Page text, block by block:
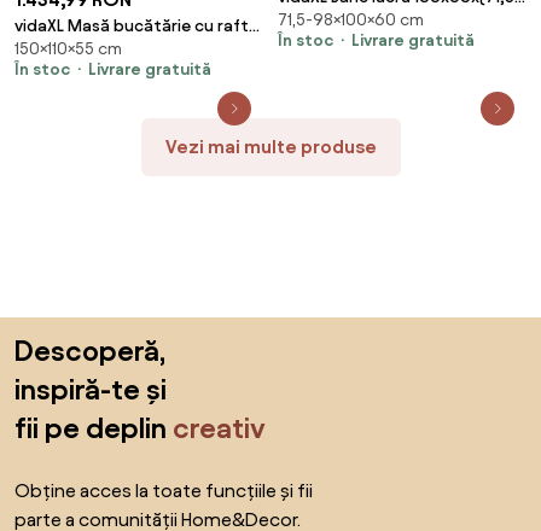
vidaXL Masă bucătărie cu raft
superior, 110x55x150 cm, oțel
inoxidabil
150×110×55 cm
În stoc
Livrare gratuită
98) cm lemn masiv stejar
71,5-98×100×60 cm
În stoc
Livrare gratuită
Vezi mai multe produse
Descoperă,
inspiră-te și
fii pe deplin creativ
Obține acces la toate funcțiile și fii
parte a comunității Home&Decor.